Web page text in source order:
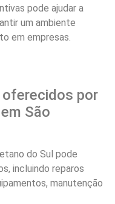
pode ajudar a
um ambiente
em empresas.
por
São
do Sul pode
incluindo reparos
manutenção